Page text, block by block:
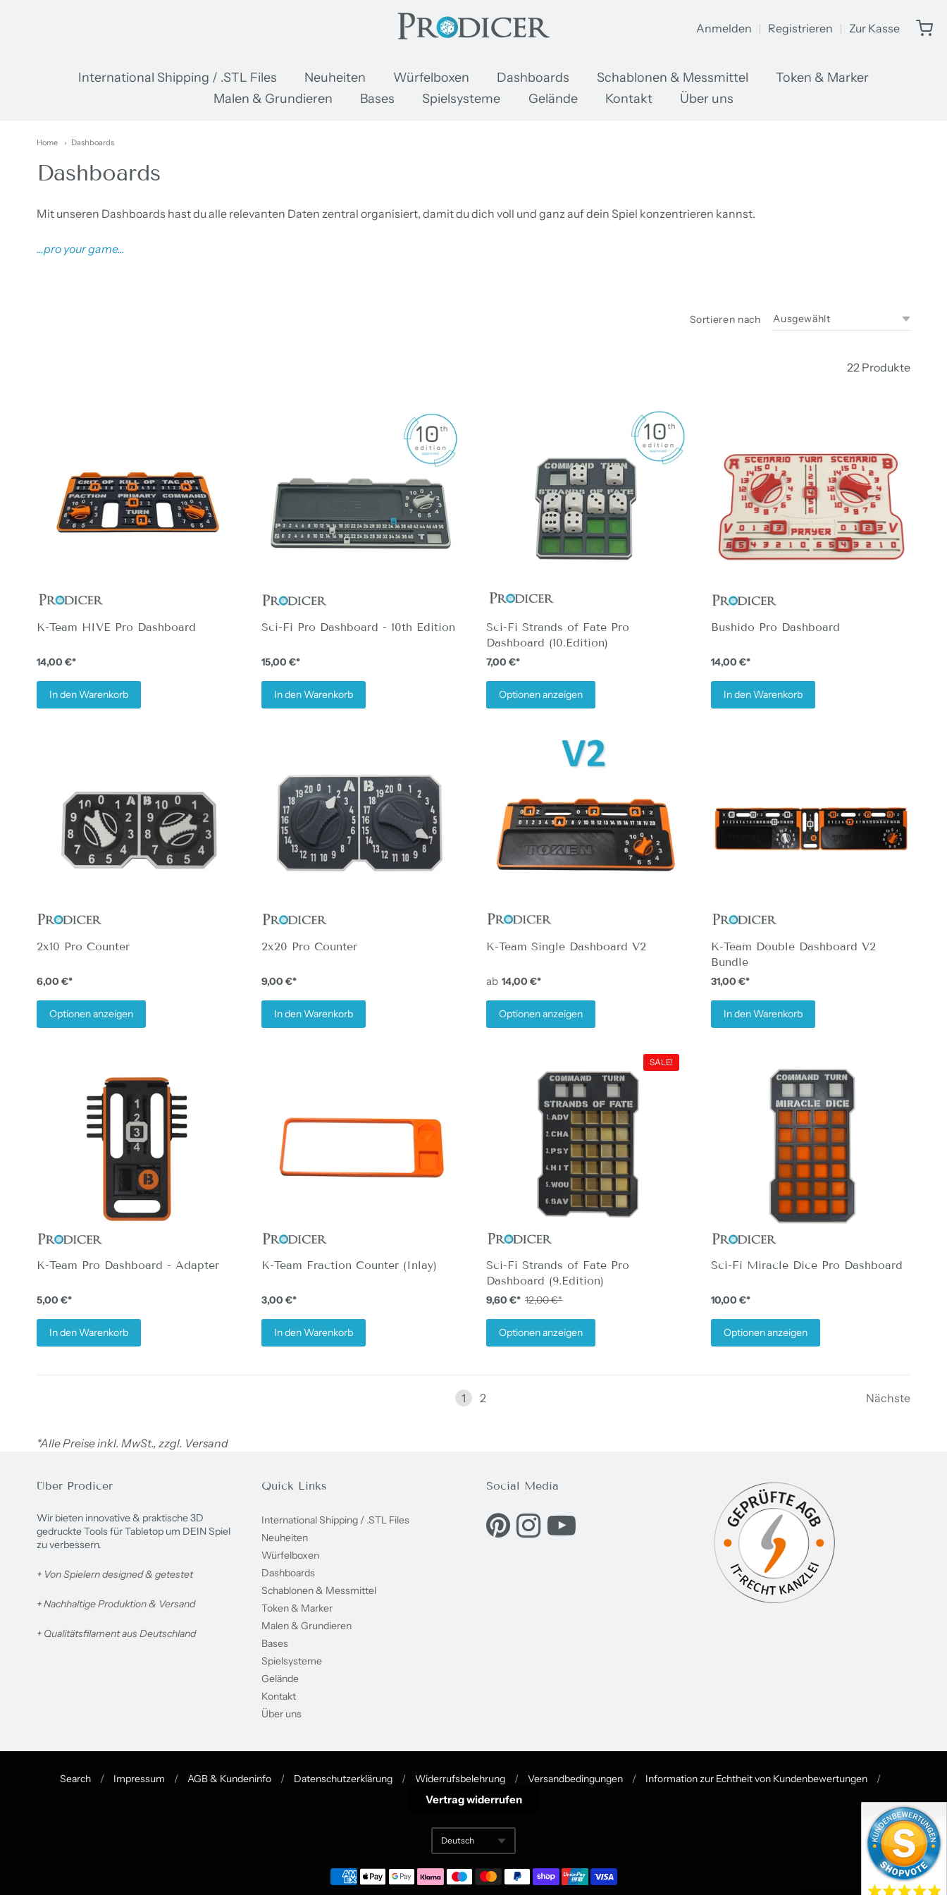
Anmelden Registrieren Zur Kasse
International Shipping / .STL Files Neuheiten Würfelboxen Dashboards Schablonen & Messmittel
Token & Marker
Malen & Grundieren
Bases Spielsysteme Gelände Kontakt Über uns
Home Dashboards
Dashboards
Mit unseren Dashboards hast du alle relevanten Daten zentral organisiert, damit du dich voll und ganz auf dein Spiel konzentrieren kannst.
...pro your game...
Sortieren nach
22 Produkte
K-Team HIVE Pro Dashboard
14,00 €*
In den Warenkorb
Sci-Fi Pro Dashboard - 10th Edition
15,00 €*
In den Warenkorb
Sci-Fi Strands of Fate Pro
Dashboard (10.Edition)
7,00 €*
Optionen anzeigen
Bushido Pro Dashboard
14,00 €*
In den Warenkorb
2x10 Pro Counter
6,00 €*
Optionen anzeigen
2x20 Pro Counter
9,00 €*
In den Warenkorb
K-Team Single Dashboard V2
ab 14,00 €*
Optionen anzeigen
K-Team Double Dashboard V2
Bundle
31,00 €*
In den Warenkorb
K-Team Pro Dashboard - Adapter
5,00 €*
In den Warenkorb
K-Team Fraction Counter (Inlay)
3,00 €*
In den Warenkorb
Sci-Fi Strands of Fate Pro
Dashboard (9.Edition)
SALE!
9,60 €* 12,00 €*
Optionen anzeigen
Sci-Fi Miracle Dice Pro Dashboard
10,00 €*
Optionen anzeigen
1 2 Nächste
*Alle Preise inkl. MwSt., zzgl. Versand
Über Prodicer
Wir bieten innovative & praktische 3D
gedruckte Tools für Tabletop um DEIN Spiel
zu verbessern.
+ Von Spielern designed & getestet
+Nachhaltige Produktion & Versand
+ Qualitätsfilament aus Deutschland
Quick Links
International Shipping / .STL Files
Neuheiten
Würfelboxen
Dashboards
Schablonen & Messmittel
Token & Marker
Malen & Grundieren
Bases
Spielsysteme
Gelände
Kontakt
Über uns
Social Media
Eine externe Webseite in einem neuen Fenster öffnen.
Eine externe Webseite in einem neuen Fenster öffnen.
Eine externe Webseite in einem neuen Fenster öffnen.
Search / Impressum / AGB & Kundeninfo / Datenschutzerklärung / Widerrufsbelehrung / Versandbedingungen / Information zur Echtheit von Kundenbewertungen /
Vertrag widerrufen
Translation missing: de.general.language
Deutsch